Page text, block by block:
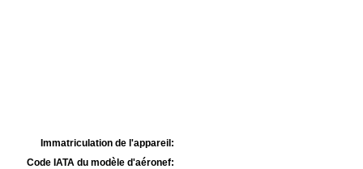
Immatriculation de l'appareil:
Code IATA du modèle d'aéronef: